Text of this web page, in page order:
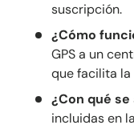
suscripción.
¿Cómo
GPS a un
que facilita
¿Con qué
incluidas en